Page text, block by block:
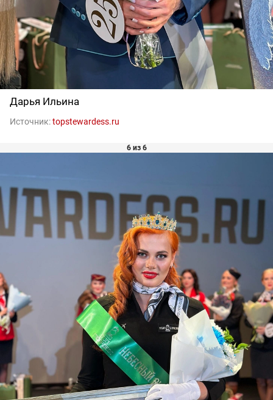
Дарья Ильина
Источник:topstewardess.ru
6 из 6